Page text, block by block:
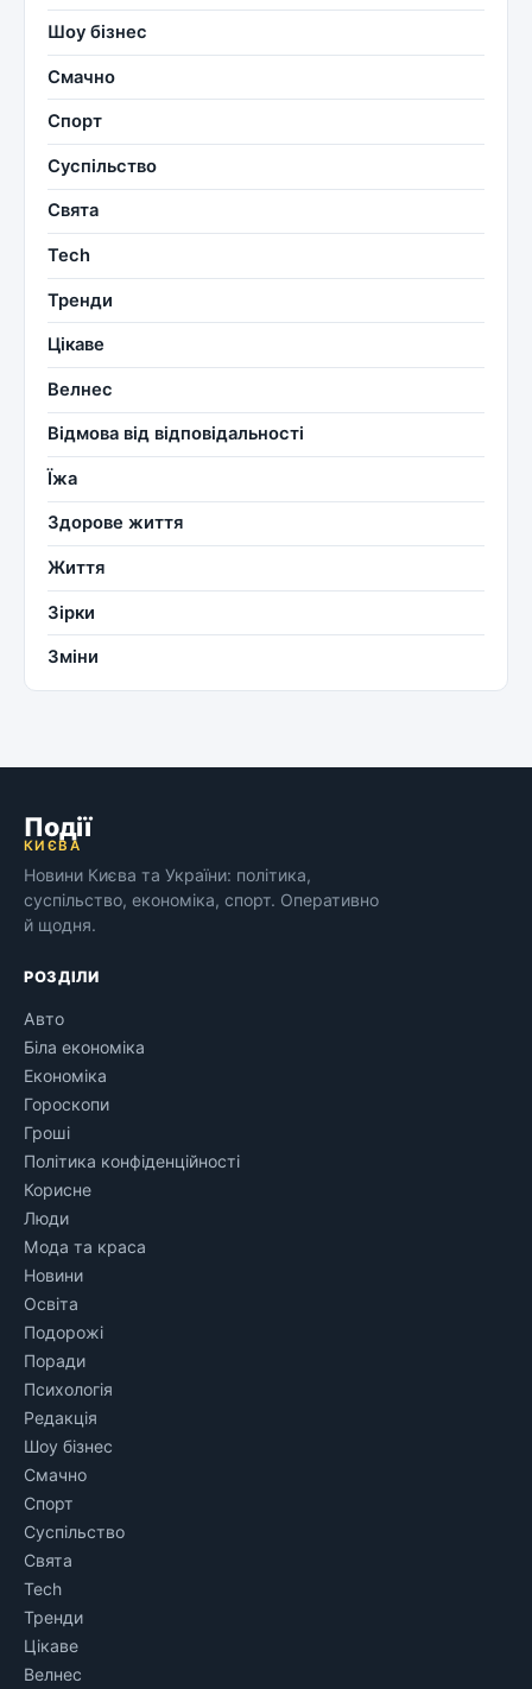
Шоу бізнес
Смачно
Спорт
Суспільство
Свята
Tech
Тренди
Цікаве
Велнес
Відмова від відповідальності
Їжа
Здорове життя
Життя
Зірки
Зміни
Події
КИЄВА
Новини Києва та України: політика,
суспільство, економіка, спорт. Оперативно
й щодня.
РОЗДІЛИ
Авто
Біла економіка
Економіка
Гороскопи
Гроші
Політика конфіденційності
Корисне
Люди
Мода та краса
Новини
Освіта
Подорожі
Поради
Психологія
Редакція
Шоу бізнес
Смачно
Спорт
Суспільство
Свята
Tech
Тренди
Цікаве
Велнес